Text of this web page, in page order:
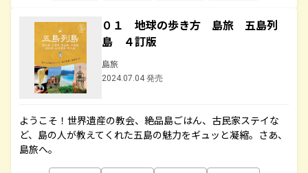
０１ 地球の歩き方 島旅 五島列
島 ４訂版
島旅
2024.07.04 発売
ようこそ！世界遺産の教会、絶品島ごはん、古民家ステイな
ど、島の人が教えてくれた五島の魅力をギュッと凝縮。さあ、
島旅へ。